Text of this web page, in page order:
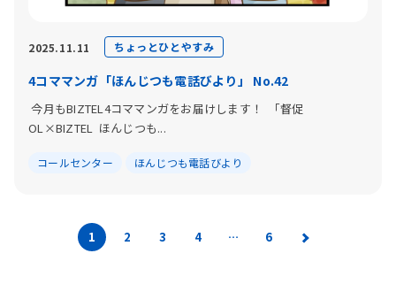
2025.11.11 ちょっとひとやすみ
4コママンガ「ほんじつも電話びより」 No.42
今月もBIZTEL4コママンガをお届けします！ 「督促
OL×BIZTEL ほんじつも...
コールセンター ほんじつも電話びより
1 2 3 4 … 6